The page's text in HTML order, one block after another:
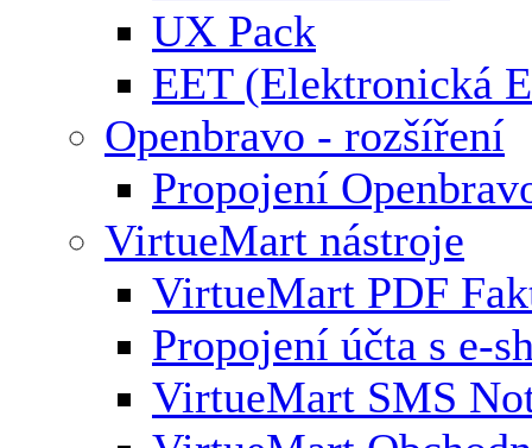
UX Pack
EET (Elektronická
Openbravo - rozšíření
Propojení
VirtueMart nástroje
VirtueMart PDF
Propojení účta s e-
VirtueMart SMS